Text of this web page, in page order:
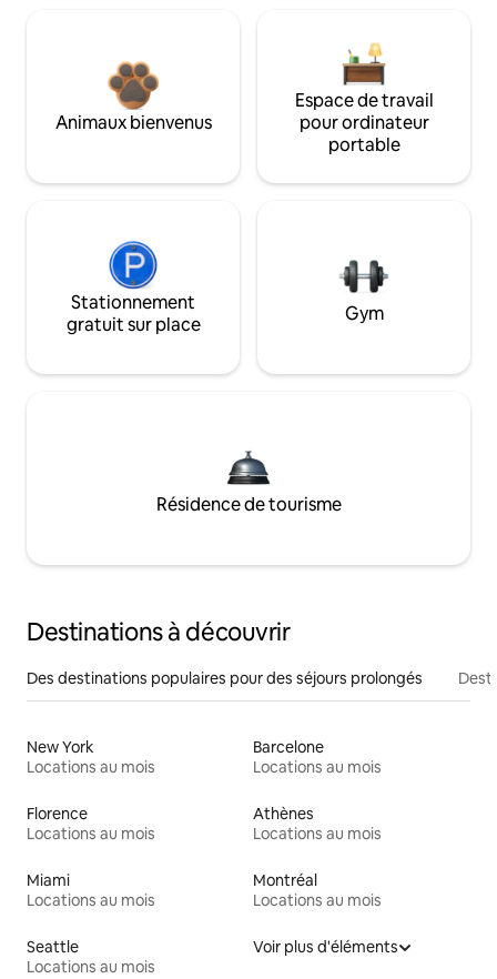
Animaux bienvenus
Espace de travail
pour ordinateur
portable
Stationnement
gratuit sur place
Gym
Résidence de tourisme
Destinations à découvrir
Des destinations populaires pour des séjours prolongés
New York
Locations au mois
Barcelone
Locations au mois
Florence
Locations au mois
Athènes
Locations au mois
Miami
Locations au mois
Montréal
Locations au mois
Seattle
Locations au mois
Voir plus d'éléments